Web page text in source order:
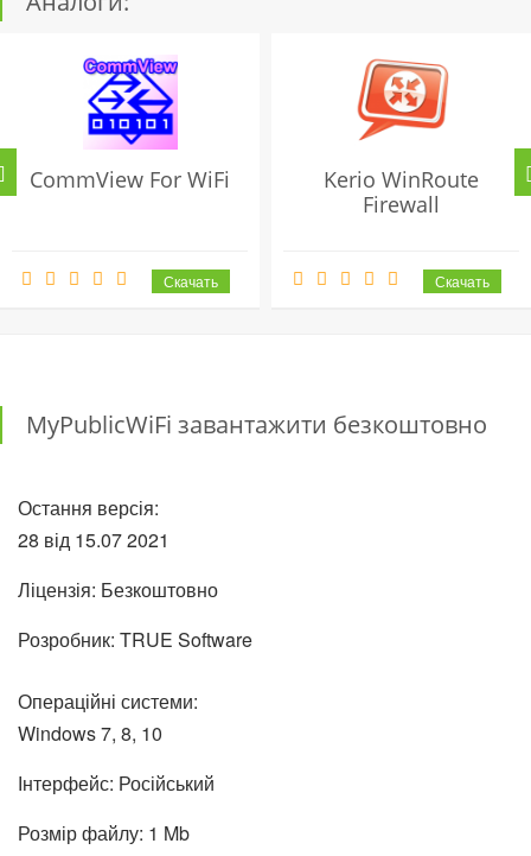
CommView For WiFi
Kerio WinRoute
Firewall
MyPublicWiFi завантажити безкоштовно
Остання версія:
28 від 15.072021
Ліцензія: Безкоштовно
Розробник: TRUE Software
Операційні системи:
Windows 7, 8, 10
Інтерфейс: Російський
Розмір файлу: 1 Mb